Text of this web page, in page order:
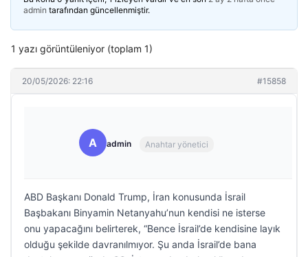
admin tarafından güncellenmiştir.
1 yazı görüntüleniyor (toplam 1)
20/05/2026: 22:16 #15858
A admin Anahtar yönetici
ABD Başkanı Donald Trump, İran konusunda İsrail
Başbakanı Binyamin Netanyahu’nun kendisi ne isterse
onu yapacağını belirterek, “Bence İsrail’de kendisine layık
olduğu şekilde davranılmıyor. Şu anda İsrail’de bana